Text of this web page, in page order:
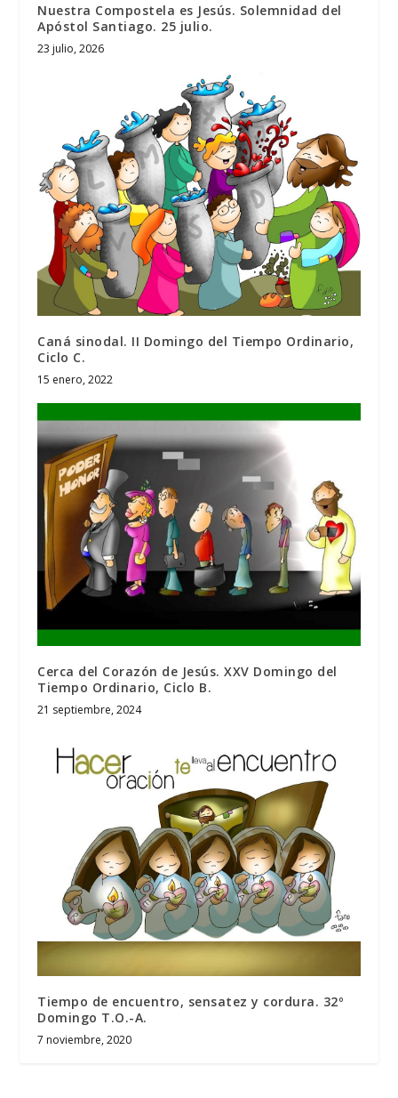
Nuestra Compostela es Jesús. Solemnidad del
Apóstol Santiago. 25 julio.
23 julio, 2026
Caná sinodal. II Domingo del Tiempo Ordinario,
Ciclo C.
15 enero, 2022
Cerca del Corazón de Jesús. XXV Domingo del
Tiempo Ordinario, Ciclo B.
21 septiembre, 2024
Tiempo de encuentro, sensatez y cordura. 32º
Domingo T.O.-A.
7 noviembre, 2020